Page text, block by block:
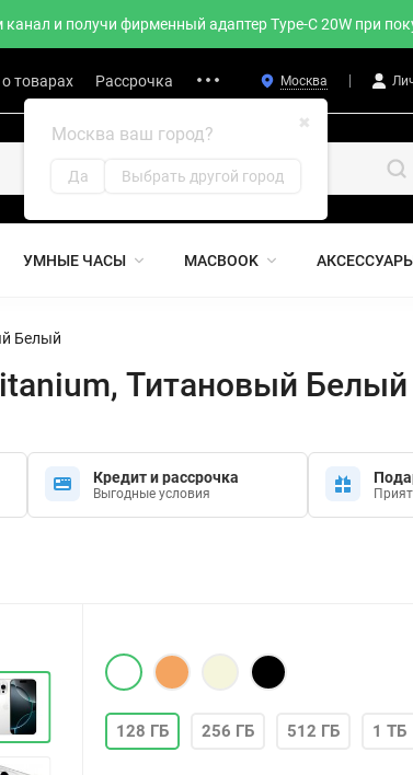
и получи фирменный адаптер Type-C 20W при
товарах Рассрочка Москва
✖
Москва ваш город?
Да Выбрать другой город
УМНЫЕ ЧАСЫ MACBOOK
Белый
Титановый Белый
Кредит и рассрочка
Выгодные условия
128 ГБ 256 ГБ 512 ГБ 1 ТБ